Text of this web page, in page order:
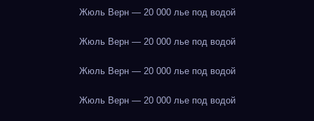
Жюль Верн — 20 000 лье под водой
Жюль Верн — 20 000 лье под водой
Жюль Верн — 20 000 лье под водой
Жюль Верн — 20 000 лье под водой